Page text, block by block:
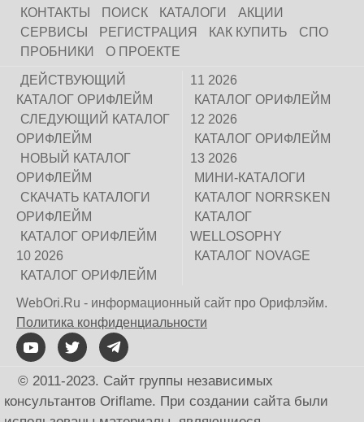
КОНТАКТЫ ПОИСК КАТАЛОГИ
АКЦИИ
СЕРВИСЫ
РЕГИСТРАЦИЯ КАК КУПИТЬ
СПО
ПРОБНИКИ
О ПРОЕКТЕ
ДЕЙСТВУЮЩИЙ
КАТАЛОГ ОРИФЛЕЙМ
СЛЕДУЮЩИЙ КАТАЛОГ
ОРИФЛЕЙМ
НОВЫЙ КАТАЛОГ
ОРИФЛЕЙМ
СКАЧАТЬ КАТАЛОГИ
ОРИФЛЕЙМ
КАТАЛОГ ОРИФЛЕЙМ
10 2026
КАТАЛОГ ОРИФЛЕЙМ
11 2026
КАТАЛОГ ОРИФЛЕЙМ
12 2026
КАТАЛОГ ОРИФЛЕЙМ
13 2026
МИНИ-КАТАЛОГИ
КАТАЛОГ NORRSKEN
КАТАЛОГ
WELLOSOPHY
КАТАЛОГ NOVAGE
WebOri.Ru - информационный сайт про Орифлэйм.
Политика конфиденциальности
© 2011-2023. Сайт группы независимых
консультантов Oriflame. При создании сайта были